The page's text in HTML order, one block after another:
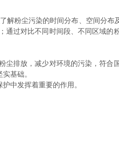
粉尘污染的时间分布、空间分布
过对比不同时间段、不同区域的
排放，减少对环境的污染，符合
基础。
中发挥着重要的作用。